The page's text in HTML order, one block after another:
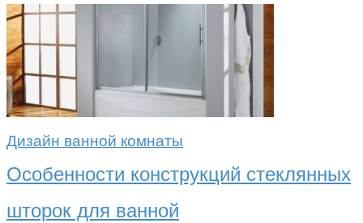
Дизайн ванной комнаты
Особенности конструкций стеклянных
шторок для ванной